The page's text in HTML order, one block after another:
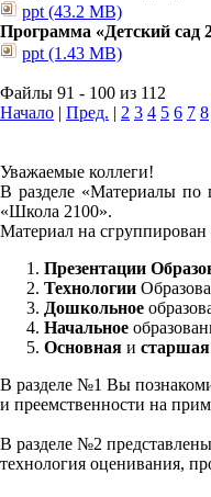
ppt (43.2 MB)
Программа «Детский сад
ppt (1.43 MB)
Файлы 91 - 100 из 112
Начало | Пред. | 2 3 4 5 6 7 8
Уважаемые коллеги!
В разделе «Материалы по
«Школа 2100».
Материал на сгруппирован
Презентации
Технологии
Дошкольное
Начальное
Основная и
В разделе №1 Вы
и преемственности на
В разделе №2
технология оценивания,